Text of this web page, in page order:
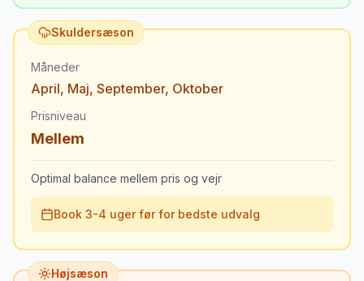
Skuldersæson
Måneder
April, Maj, September, Oktober
Prisniveau
Mellem
Optimal balance mellem pris og vejr
Book 3-4 uger før for bedste udvalg
Højsæson